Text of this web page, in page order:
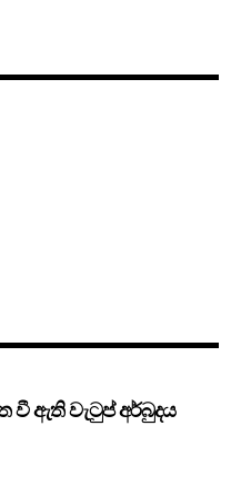
ඇති වැටුප් අර්බුදය